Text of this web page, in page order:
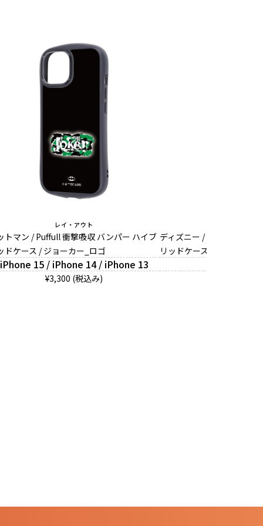
レイ・アウト
トマン / Puffull 衝撃吸収 バンパー ハイブ
ドケース / ジョーカー_ロゴ
iPhone 15 / iPhone 14 / iPhone 13
¥3,300 (税込み)
ディズニー / maru 衝撃吸
リッドケース / ベイマック